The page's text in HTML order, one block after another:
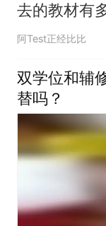
去的教材有
本上哪一句
阿Test正经比比
双学位和辅
替吗？